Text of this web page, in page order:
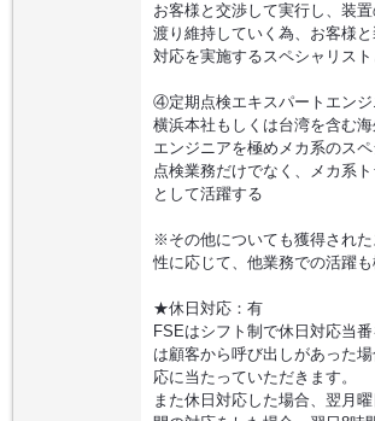
お客様と交渉して実行し、装
渡り維持していく為、お客様
対応を実施するスペシャリスト
④定期点検エキスパートエンジ
横浜本社もしくは台湾を含む
エンジニアを極めメカ系のスペ
点検業務だけでなく、メカ系
として活躍する
※その他についても獲得され
性に応じて、他業務での活躍も
★休日対応：有
FSEはシフト制で休日対応当
は顧客から呼び出しがあった
応に当たっていただきます。
また休日対応した場合、翌月